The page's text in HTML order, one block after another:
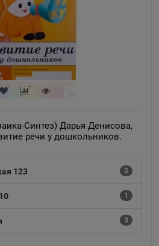
Синтез) Дарья Денисова,
речи у дошкольников.
123 3
1
3